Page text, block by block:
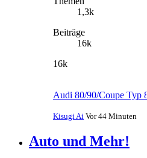
1,3k
Beiträge
16k
16k
Audi 80/90/Coupe Typ
Kisugi Ai Vor 44 Minuten
Auto und Mehr!